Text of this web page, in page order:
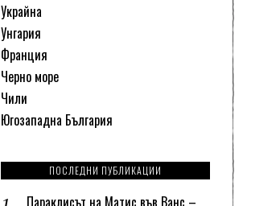
Украйна
Унгария
Франция
Черно море
Чили
Югозападна България
ПОСЛЕДНИ ПУБЛИКАЦИИ
Параклисът на Матис във Ванс –